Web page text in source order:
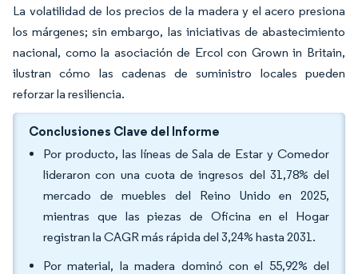
La volatilidad de los precios de la madera y el acero presiona
los márgenes; sin embargo, las iniciativas de abastecimiento
nacional, como la asociación de Ercol con Grown in Britain,
ilustran cómo las cadenas de suministro locales pueden
reforzar la resiliencia.
Conclusiones Clave del Informe
Por producto, las líneas de Sala de Estar y Comedor
lideraron con una cuota de ingresos del 31,78% del
mercado de muebles del Reino Unido en 2025,
mientras que las piezas de Oficina en el Hogar
registran la CAGR más rápida del 3,24% hasta 2031.
Por material, la madera dominó con el 55,92% del